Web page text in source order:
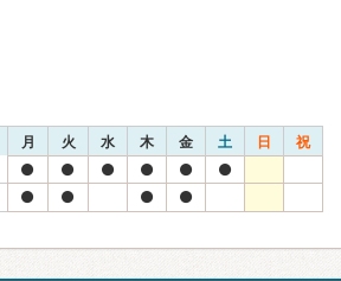
月 火 水 木 金 土 日 祝